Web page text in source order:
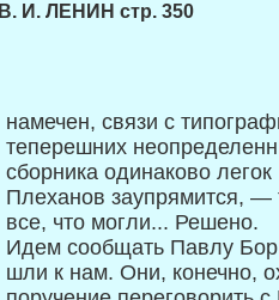
В. И. ЛЕНИН стр. 350
намечен, связи с
теперешних
сборника одинаково
Плеханов заупрямится, —
все, что могли... Решено.
Идем сообщать Павлу
шли к нам. Они, конечно,